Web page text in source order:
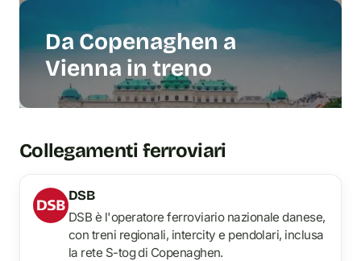
Da Copenaghen a
Vienna in treno
Collegamenti ferroviari
DSB
DSB è l'operatore ferroviario nazionale danese,
con treni regionali, intercity e pendolari, inclusa
la rete S-tog di Copenaghen.